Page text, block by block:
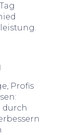
Profis
durch